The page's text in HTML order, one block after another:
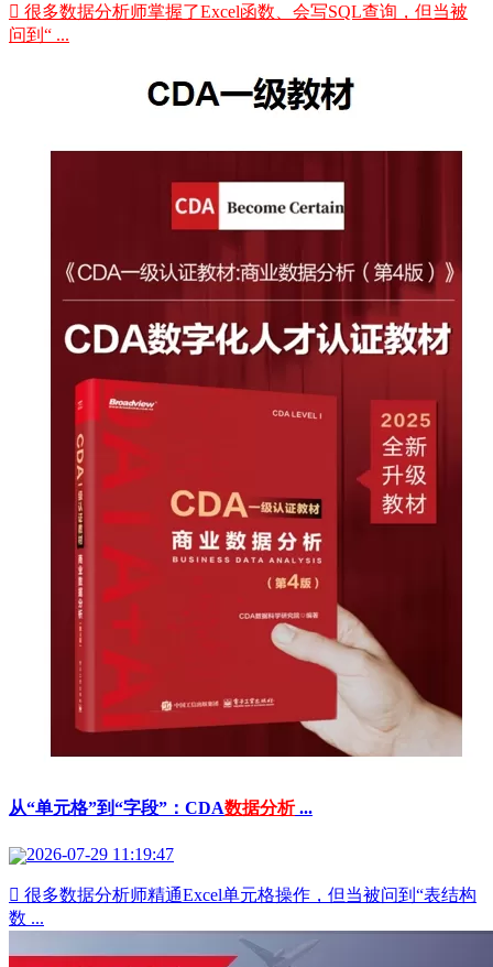
 很多数据分析师掌握了Excel函数、会写SQL查询，但当被
问到“ ...
从“单元格”到“字段”：CDA数据分析...
2026-07-29 11:19:47
 很多数据分析师精通Excel单元格操作，但当被问到“表结构
数 ...